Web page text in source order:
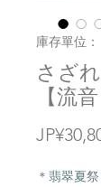
庫存單位
さざ
【流
＊翡翠夏祭